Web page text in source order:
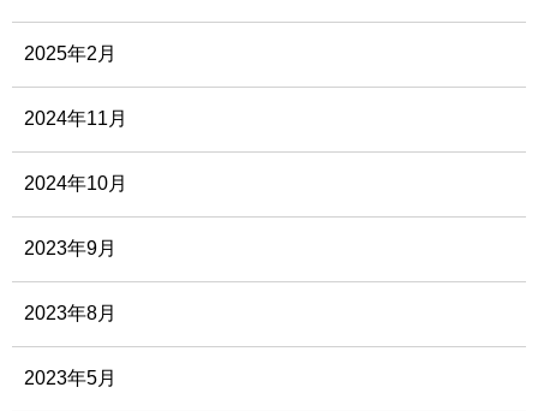
2025年2月
2024年11月
2024年10月
2023年9月
2023年8月
2023年5月